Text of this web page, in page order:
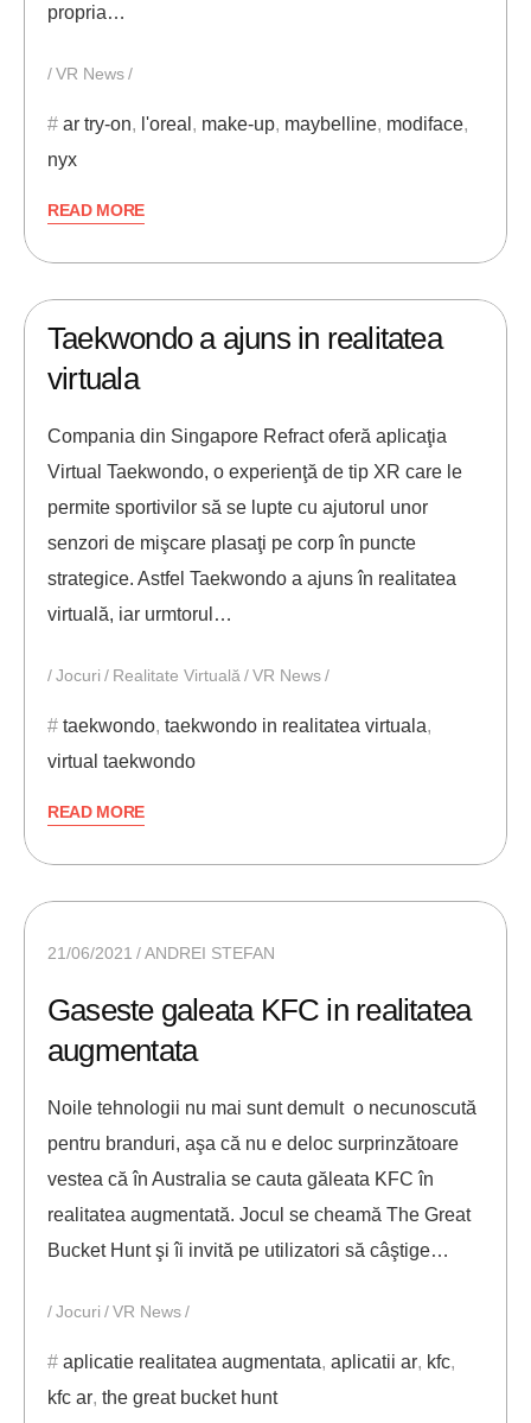
propria…
VR News
ar try-on, l'oreal , make-up, maybelline, modiface,
nyx
READ MORE
Taekwondo a ajuns in realitatea
virtuala
Compania din Singapore Refract oferă aplicaţia
Virtual Taekwondo, o experienţă de tip XR care le
permite sportivilor să se lupte cu ajutorul unor
senzori de mişcare plasaţi pe corp în puncte
strategice. Astfel Taekwondo a ajuns în realitatea
virtuală, iar urmtorul…
Jocuri Realitate Virtuală VR News
taekwondo, taekwondo in realitatea virtuala,
virtual taekwondo
READ MORE
21/06/2021 ANDREI STEFAN
Gaseste galeata KFC in realitatea
augmentata
Noile tehnologii nu mai sunt demult o necunoscută
pentru branduri, aşa că nu e deloc surprinzătoare
vestea că în Australia se cauta găleata KFC în
realitatea augmentată. Jocul se cheamă The Great
Bucket Hunt şi îi invită pe utilizatori să câştige…
Jocuri VR News
aplicatie realitatea augmentata, aplicatii ar, kfc,
kfc ar, the great bucket hunt